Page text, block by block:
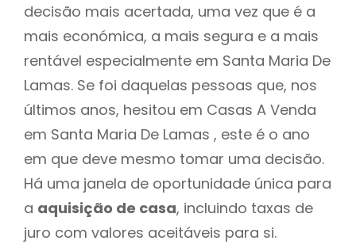
decisão mais acertada, uma vez que é a
mais económica, a mais segura e a mais
rentável especialmente em Santa Maria De
Lamas. Se foi daquelas pessoas que, nos
últimos anos, hesitou em Casas A Venda
em Santa Maria De Lamas , este é o ano
em que deve mesmo tomar uma decisão.
Há uma janela de oportunidade única para
a aquisição de casa, incluindo taxas de
juro com valores aceitáveis para si.